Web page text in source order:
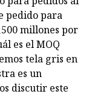
pedido para
millones por
es el MOQ
tela gris en
es un
discutir este